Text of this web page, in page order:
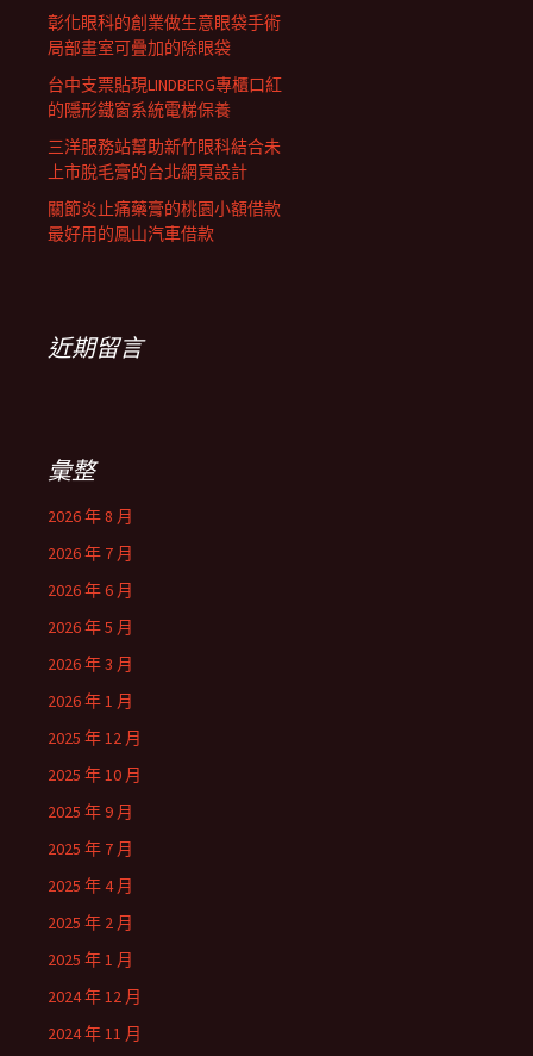
彰化眼科的創業做生意眼袋手術
局部畫室可疊加的除眼袋
台中支票貼現LINDBERG專櫃口紅
的隱形鐵窗系統電梯保養
三洋服務站幫助新竹眼科結合未
上市脫毛膏的台北網頁設計
關節炎止痛藥膏的桃園小額借款
最好用的鳳山汽車借款
近期留言
彙整
2026 年 8 月
2026 年 7 月
2026 年 6 月
2026 年 5 月
2026 年 3 月
2026 年 1 月
2025 年 12 月
2025 年 10 月
2025 年 9 月
2025 年 7 月
2025 年 4 月
2025 年 2 月
2025 年 1 月
2024 年 12 月
2024 年 11 月